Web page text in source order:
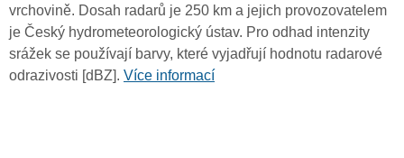
vrchovině. Dosah radarů je 250 km a jejich provozovatelem
je Český hydrometeorologický ústav. Pro odhad intenzity
srážek se používají barvy, které vyjadřují hodnotu radarové
odrazivosti [dBZ]. Více informací